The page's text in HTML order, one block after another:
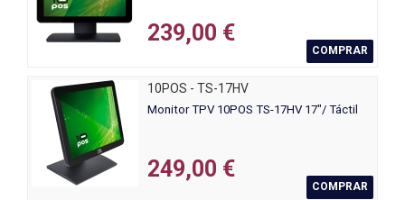
239,00 €
COMPRAR
10POS - TS-17HV
Monitor TPV 10POS TS-17HV 17"/ Táctil
249,00 €
COMPRAR